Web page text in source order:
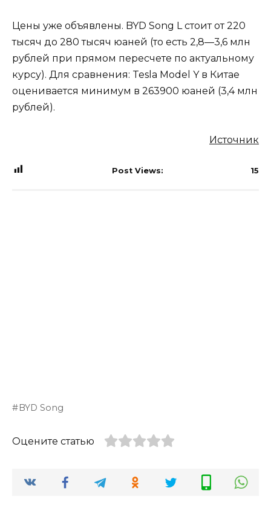
Цены уже объявлены. BYD Song L стоит от 220
тысяч до 280 тысяч юаней (то есть 2,8—3,6 млн
рублей при прямом пересчете по актуальному
курсу). Для сравнения: Tesla Model Y в Китае
оценивается минимум в 263900 юаней (3,4 млн
рублей).
Источник
Post Views: 15
BYD Song
Оцените статью